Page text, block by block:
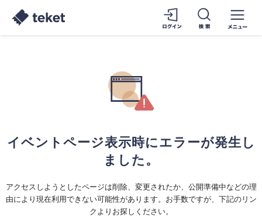
イベントページ表示時にエラーが発生し
ました。
アクセスしようとしたページは削除、変更されたか、公開準備中などの理
由により現在利用できない可能性があります。お手数ですが、下記のリン
クよりお探しください。